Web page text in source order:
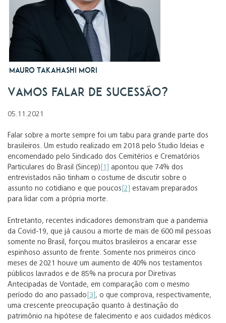
Mauro Takahashi Mori
Vamos falar de sucessão?
05.11.2021
Falar sobre a morte sempre foi um tabu para grande parte dos
brasileiros. Um estudo realizado em 2018 pelo Studio Ideias e
encomendado pelo Sindicado dos Cemitérios e Crematórios
Particulares do Brasil (Sincep) [1]
apontou que 74% dos
entrevistados não tinham o costume de discutir sobre o
assunto no cotidiano e que poucos [2]
estavam preparados
para lidar com a própria morte.
Entretanto, recentes indicadores demonstram que a pandemia
da Covid-19, que já causou a morte de mais de 600 mil pessoas
somente no Brasil, forçou muitos brasileiros a encarar esse
espinhoso assunto de frente. Somente nos primeiros cinco
meses de 2021 houve um aumento de 40% nos testamentos
públicos lavrados e de 85% na procura por Diretivas
Antecipadas de Vontade, em comparação com o mesmo
período do ano passado [3] , o que comprova, respectivamente,
uma crescente preocupação quanto à destinação do
patrimônio na hipótese de falecimento e aos cuidados médicos